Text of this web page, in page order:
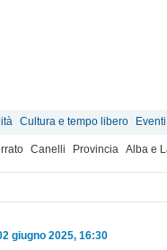
Cultura e tempo libero Eventi
Canelli Provincia Alba e
giugno 2025, 16:30